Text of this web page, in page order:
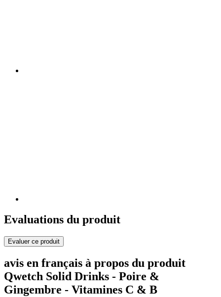
Evaluations du produit
Evaluer ce produit
avis en français à propos du produit
Qwetch Solid Drinks - Poire &
Gingembre - Vitamines C & B